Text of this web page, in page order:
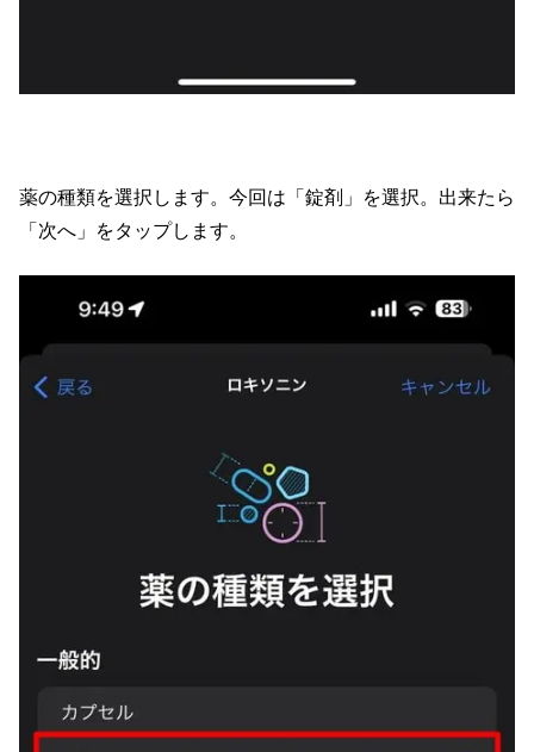
薬の種類を選択します。今回は「錠剤」を選択。出来たら
「次へ」をタップします。